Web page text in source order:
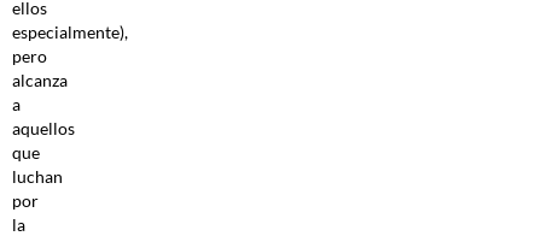
ellos
especialmente),
pero
alcanza
a
aquellos
que
luchan
por
la